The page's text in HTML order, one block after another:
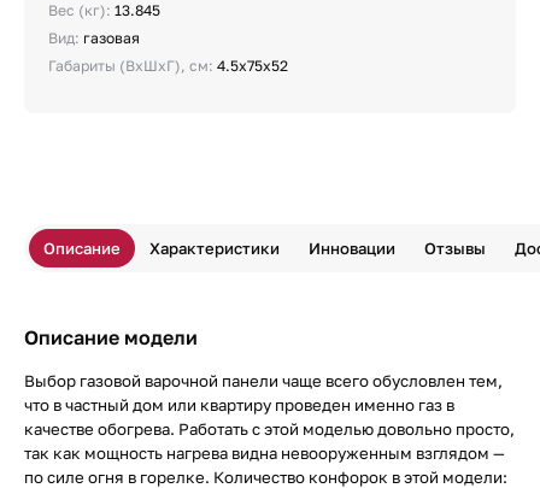
Вес (кг): 13.845
Вид: газовая
Габариты (ВхШхГ), см: 4.5х75х52
Описание Характеристики Инновации Отзывы
Описание модели
Выбор газовой варочной панели чаще всего обусловлен тем,
что в частный дом или квартиру проведен именно газ в
качестве обогрева. Работать с этой моделью довольно просто,
так как мощность нагрева видна невооруженным взглядом —
по силе огня в горелке. Количество конфорок в этой модели: